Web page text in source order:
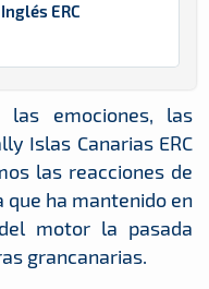
ERC
las emociones, las
Islas Canarias ERC
las reacciones de
ha mantenido en
motor la pasada
grancanarias.